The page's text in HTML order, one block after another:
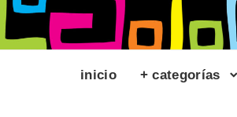
inicio + categorías